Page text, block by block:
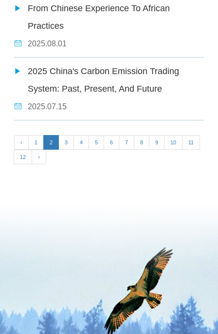
From Chinese Experience To African
Practices
2025.08.01
2025 China's Carbon Emission Trading
System: Past, Present, And Future
2025.07.15
‹ 1 2 3 4 5 6 7 8 9 10 11
12 ›